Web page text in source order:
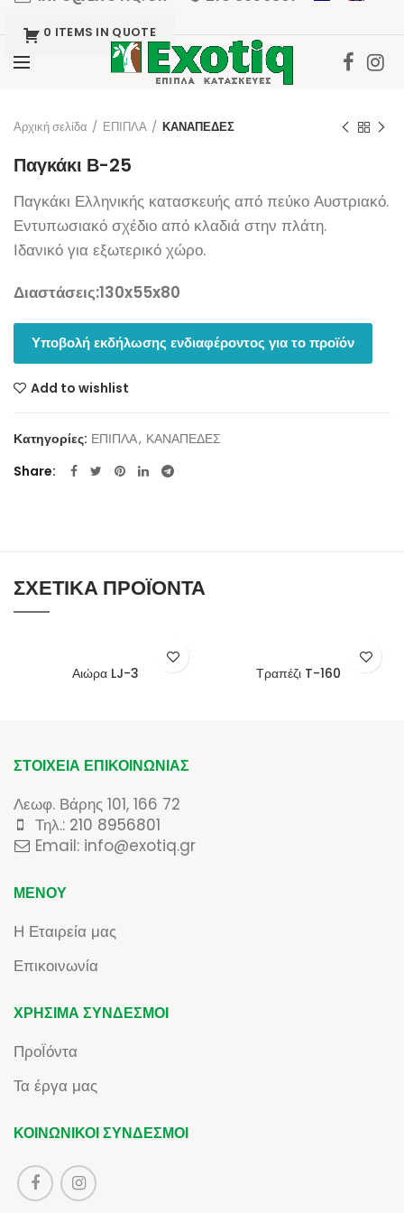
0 ITEMS IN QUOTE
Click to enlarge
Αρχική σελίδα ΕΠΙΠΛΑ ΚΑΝΑΠΕΔΕΣ
Παγκάκι Β-25
Παγκάκι Ελληνικής κατασκευής από πεύκο Αυστριακό.
Εντυπωσιακό σχέδιο από κλαδιά στην πλάτη.
Ιδανικό για εξωτερικό χώρο.
Διαστάσεις:130x55x80
Υποβολή εκδήλωσης ενδιαφέροντος για το προϊόν
Add to wishlist
Κατηγορίες: ΕΠΙΠΛΑ, ΚΑΝΑΠΕΔΕΣ
Share
ΣΧΕΤΙΚΆ ΠΡΟΪΌΝΤΑ
Αιώρα LJ-3 Τραπέζι T-160
ΣΤΟΙΧΕΊΑ ΕΠΙΚΟΙΝΩΝΊΑΣ
Λεωφ. Βάρης 101, 166 72
Τηλ.: 210 8956801
Email: info@exotiq.gr
ΜΕΝΟΎ
Η Εταιρεία μας
Επικοινωνία
ΧΡΉΣΙΜΑ ΣΎΝΔΕΣΜΟΙ
ΠροΪόντα
Τα έργα μας
ΚΟΙΝΩΝΙΚΟΊ ΣΎΝΔΕΣΜΟΙ